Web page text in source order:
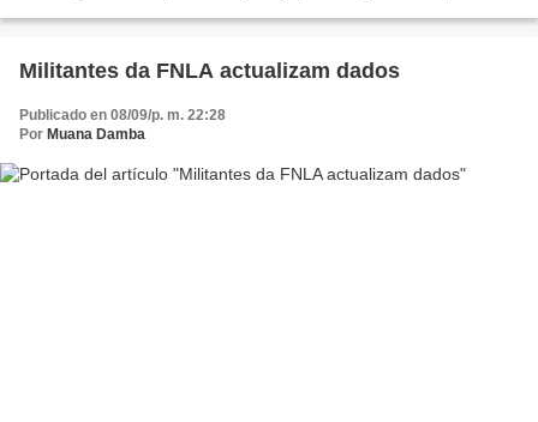
Militantes da FNLA actualizam dados
Publicado en 08/09/p. m. 22:28
Por Muana Damba